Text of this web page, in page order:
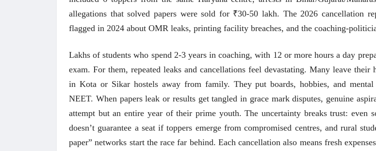
allegations that solved papers were sold for ₹30-50 lakh. The 2026 cancellation
flagged in 2024 about OMR leaks, printing facility breaches, and the coaching-
Lakhs of students who spend 2-3 years in coaching, with 12 or more hours a day
exam. For them, repeated leaks and cancellations feel devastating. Many leave their
in Kota or Sikar hostels away from family. They put boards, hobbies, and
NEET. When papers leak or results get tangled in grace mark disputes, genuine
attempt but an entire year of their prime youth. The uncertainty breaks trust: even
doesn’t guarantee a seat if toppers emerge from compromised centres, and rural
paper” networks start the race far behind. Each cancellation also means fresh